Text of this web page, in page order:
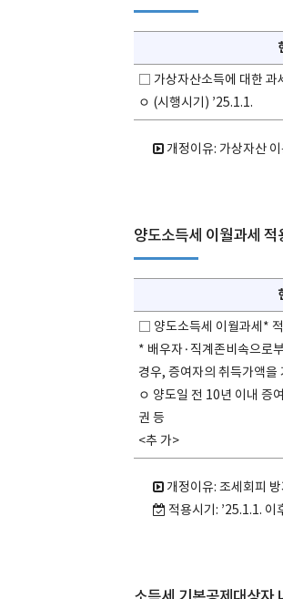
□ 가상자산소득에 대한 과세
ㅇ (시행시기) ’25.1.1.
개정이유: 가상자산
양도소득세 이월과세
□ 양도소득세 이월과세*
* 배우자·직계존비속으로
경우, 증여자의 취득가액을
ㅇ 양도일 전 10년 이내 증
권 등
<추 가>
개정이유: 조세회피 방
적용시기: ’25.1.1. 이